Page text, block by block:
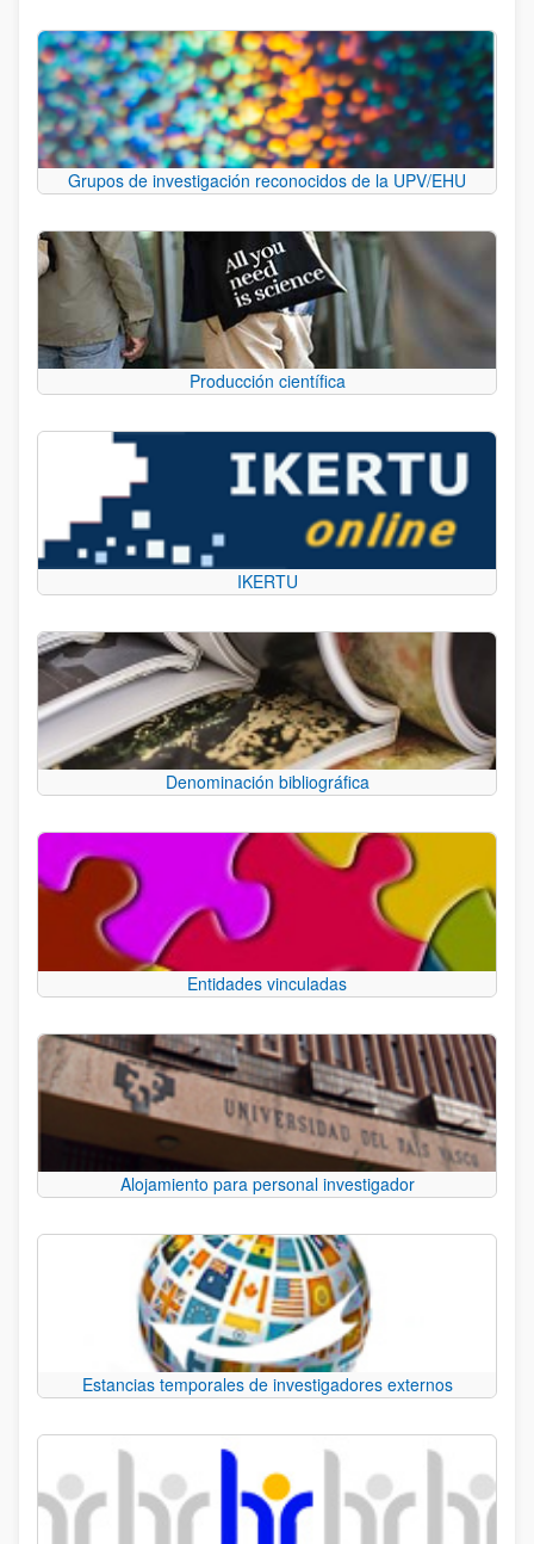
Grupos de investigación reconocidos de la UPV/EHU
Producción científica
IKERTU
Denominación bibliográfica
Entidades vinculadas
Alojamiento para personal investigador
Estancias temporales de investigadores externos